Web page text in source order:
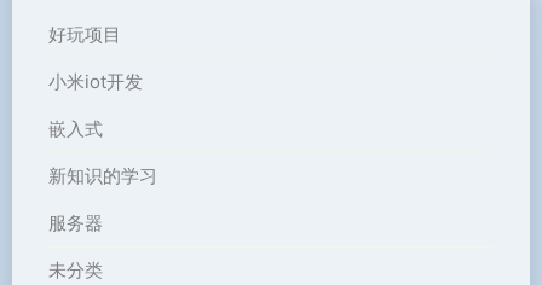
好玩项目
小米iot开发
嵌入式
新知识的学习
服务器
未分类